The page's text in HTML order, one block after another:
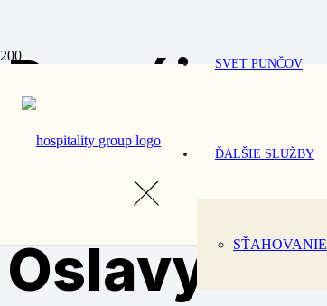
SVET PUNČOV
ĎALŠIE SLUŽBY
SŤAHOVANIE
Prenájom
Oslavy
Oslavy